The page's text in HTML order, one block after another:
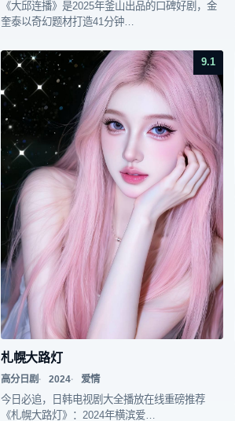
《大邱连播》是2025年釜山出品的口碑好剧，金
奎泰以奇幻题材打造41分钟…
9.1
札幌大路灯
高分日剧 2024 爱情
今日必追，日韩电视剧大全播放在线重磅推荐
《札幌大路灯》：2024年横滨爱…